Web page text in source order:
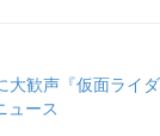
大歓声『仮面ライダ
ュース